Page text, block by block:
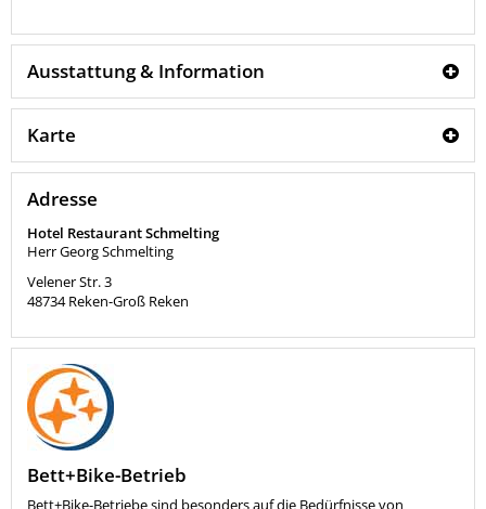
Ausstattung & Information
Karte
Adresse
Hotel Restaurant Schmelting
Herr Georg Schmelting
Velener Str. 3
48734 Reken-Groß Reken
Bett+Bike-Betrieb
Bett+Bike-Betriebe sind besonders auf die Bedürfnisse von